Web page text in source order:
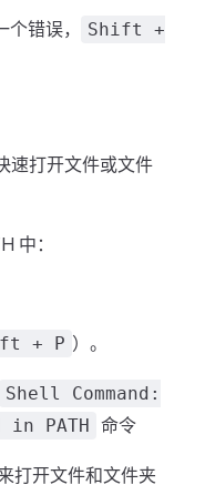
错误，
Shift +
速打开文件或文件
中：
+ P ）。
Shell Command:
PATH 命令
打开文件和文件夹